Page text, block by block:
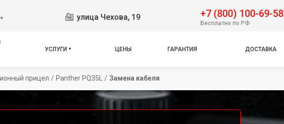
▼ улица Чехова, 19 +7 (800) 100-69-58
Бесплатно по РФ
УСЛУГИ ЦЕНЫ ГАРАНТИЯ ДОСТАВКА
прицел / Panther PQ35L / Замена кабеля